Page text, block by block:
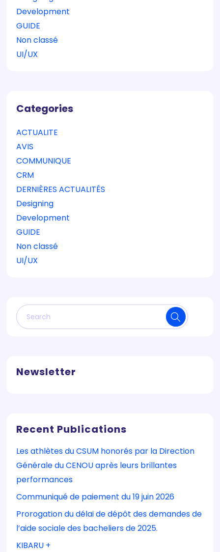
Development
GUIDE
Non classé
UI/UX
Categories
ACTUALITE
AVIS
COMMUNIQUE
CRM
DERNIÈRES ACTUALITÉS
Designing
Development
GUIDE
Non classé
UI/UX
Newsletter
Recent Publications
Les athlètes du CSUM honorés par la Direction
Générale du CENOU après leurs brillantes
performances
Communiqué de paiement du 19 juin 2026
Prorogation du délai de dépôt des demandes de
l’aide sociale des bacheliers de 2025.
KIBARU +